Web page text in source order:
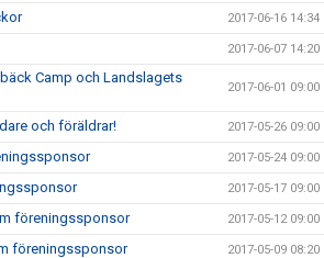
2017-06-16 14:34
2017-06-07 14:20
Camp och Landslagets
2017-06-01 09:00
och föräldrar! 2017-05-26 09:00
2017-05-24 09:00
2017-05-17 09:00
föreningssponsor 2017-05-12 09:00
föreningssponsor 2017-05-09 08:20